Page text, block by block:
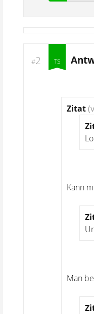
#2
Zitat
Kann
Man